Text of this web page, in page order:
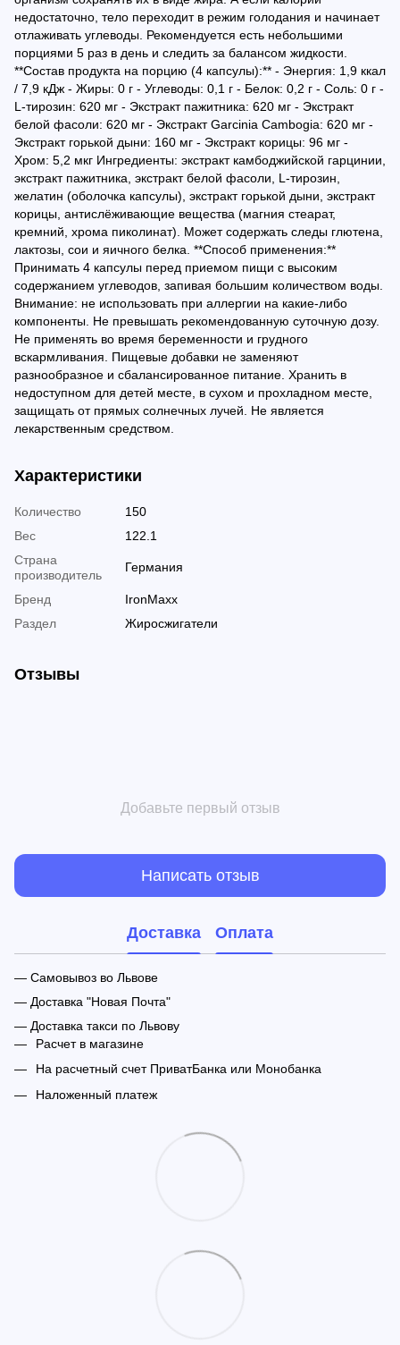
недостаточно, тело переходит в режим голодания и начинает
отлаживать углеводы. Рекомендуется есть небольшими
порциями 5 раз в день и следить за балансом жидкости.
**Состав продукта на порцию (4 капсулы):** - Энергия: 1,9 ккал
/ 7,9 кДж - Жиры: 0 г - Углеводы: 0,1 г - Белок: 0,2 г - Соль: 0 г -
L-тирозин: 620 мг - Экстракт пажитника: 620 мг - Экстракт
белой фасоли: 620 мг - Экстракт Garcinia Cambogia: 620 мг -
Экстракт горькой дыни: 160 мг - Экстракт корицы: 96 мг -
Хром: 5,2 мкг Ингредиенты: экстракт камбоджийской гарцинии,
экстракт пажитника, экстракт белой фасоли, L-тирозин,
желатин (оболочка капсулы), экстракт горькой дыни, экстракт
корицы, антислёживающие вещества (магния стеарат,
кремний, хрома пиколинат). Может содержать следы глютена,
лактозы, сои и яичного белка. **Способ применения:**
Принимать 4 капсулы перед приемом пищи с высоким
содержанием углеводов, запивая большим количеством воды.
Внимание: не использовать при аллергии на какие-либо
компоненты. Не превышать рекомендованную суточную дозу.
Не применять во время беременности и грудного
вскармливания. Пищевые добавки не заменяют
разнообразное и сбалансированное питание. Хранить в
недоступном для детей месте, в сухом и прохладном месте,
защищать от прямых солнечных лучей. Не является
лекарственным средством.
Характеристики
Количество
150
Вес
122.1
Страна
производитель
Германия
Бренд
IronMaxx
Раздел
Жиросжигатели
Отзывы
Добавьте первый отзыв
Написать отзыв
Доставка Оплата
— Самовывоз во Львове
— Доставка "Новая Почта"
— Доставка такси по Львову
Расчет в магазине
На расчетный счет ПриватБанка или Монобанка
Наложенный платеж